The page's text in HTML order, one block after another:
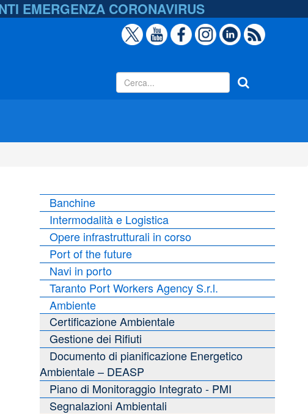
EMERGENZA CORONAVIRUS
Banchine
Intermodalità e Logistica
Opere infrastrutturali in corso
Port of the future
Navi in porto
Taranto Port Workers Agency S.r.l.
Ambiente
Certificazione Ambientale
Gestione dei Rifiuti
Documento di pianificazione Energetico
Ambientale – DEASP
Piano di Monitoraggio Integrato - PMI
Segnalazioni Ambientali